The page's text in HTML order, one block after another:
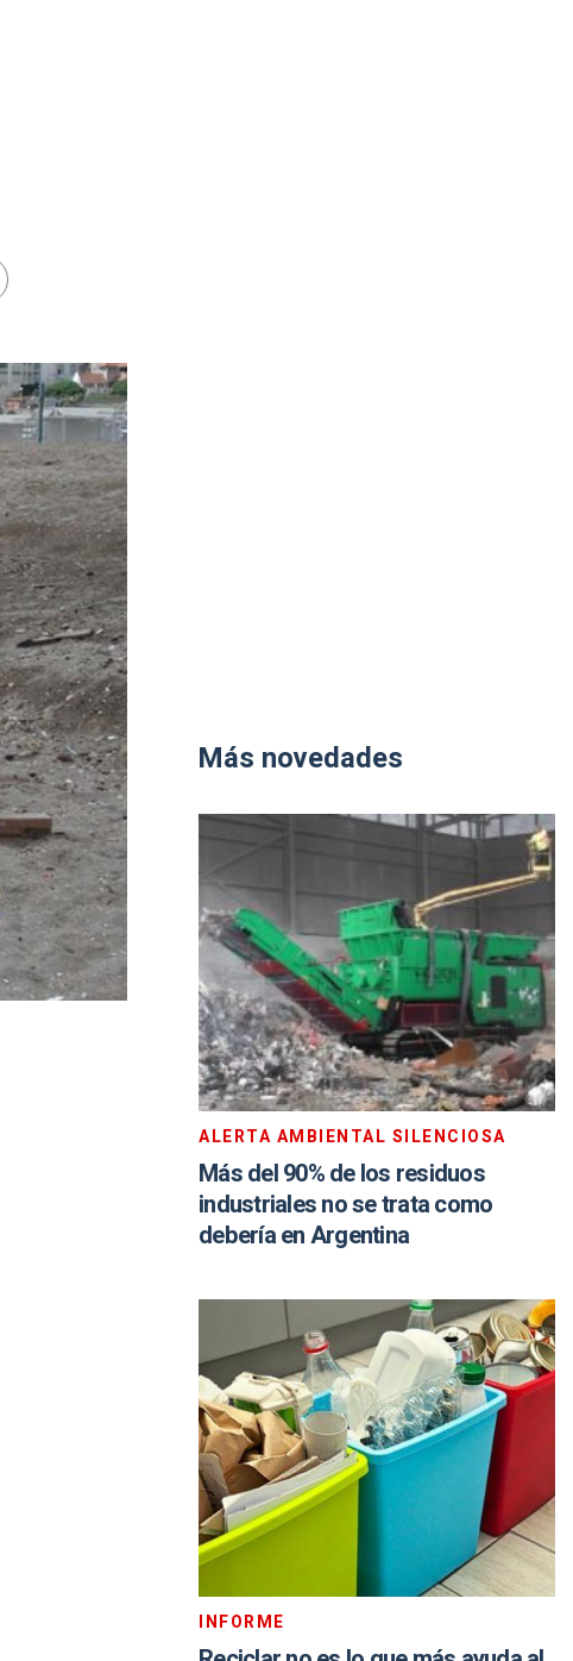
Más novedades
ALERTA AMBIENTAL SILENCIOSA
Más del 90% de los residuos
industriales no se trata como
debería en Argentina
INFORME